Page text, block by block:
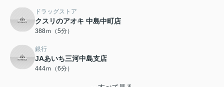
ドラッグストア
クスリのアオキ 中島中町店
388ｍ（5分）
銀行
JAあいち三河中島支店
444ｍ（6分）